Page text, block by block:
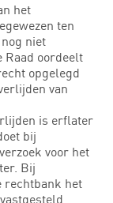
het
ten
niet
Raad oordeelt
opgelegd
van
is erflater
bij
voor het
Bij
rechtbank het